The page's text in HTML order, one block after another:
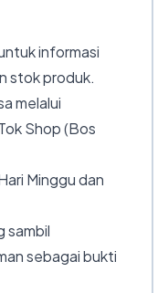
informasi
stok produk.
melalui
Shop (Bos
Minggu dan
sambil
sebagai bukti